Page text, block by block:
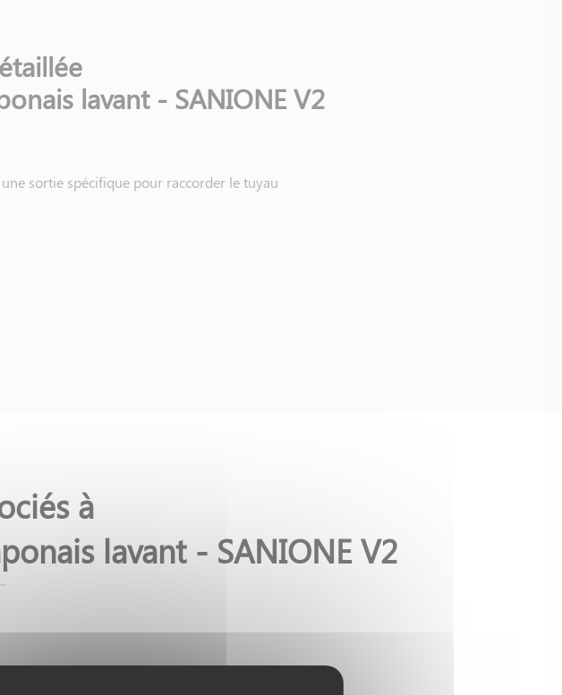
lavant - SANIONE V2
sortie spécifique pour raccorder le tuyau
(pour les wc au sol avec réservoir
à
lavant - SANIONE V2